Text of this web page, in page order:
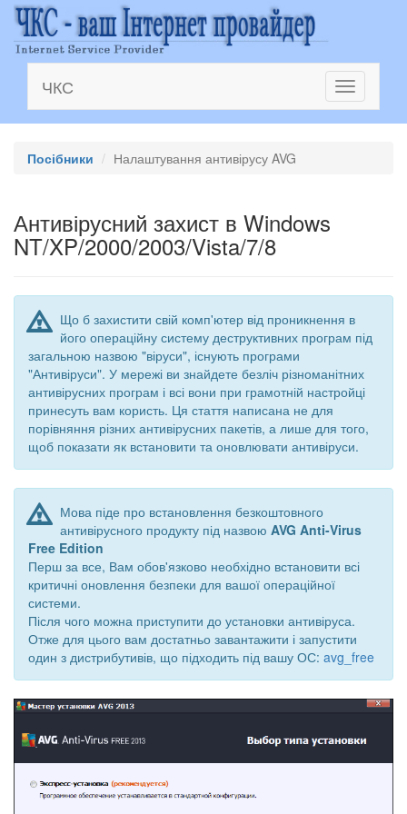
Toggle
navigation
ЧКС
Посібники Налаштування антивірусу AVG
Антивірусний захист в Windows
NT/XP/2000/2003/Vista/7/8
Що б захистити свій комп'ютер від проникнення в
його операційну систему деструктивних програм під
загальною назвою "віруси", існують програми
"Антивіруси". У мережі ви знайдете безліч різноманітних
антивірусних програм і всі вони при грамотній настройці
принесуть вам користь. Ця стаття написана не для
порівняння різних антивірусних пакетів, а лише для того,
щоб показати як встановити та оновлювати антивіруси.
Мова піде про встановлення безкоштовного
антивірусного продукту під назвою AVG Anti-Virus
Free Edition
Перш за все, Вам обов'язково необхідно встановити всі
критичні оновлення безпеки для вашої операційної
системи.
Після чого можна приступити до установки антивіруса.
Отже для цього вам достатньо завантажити і запустити
один з дистрибутивів, що підходить під вашу ОС: avg_free